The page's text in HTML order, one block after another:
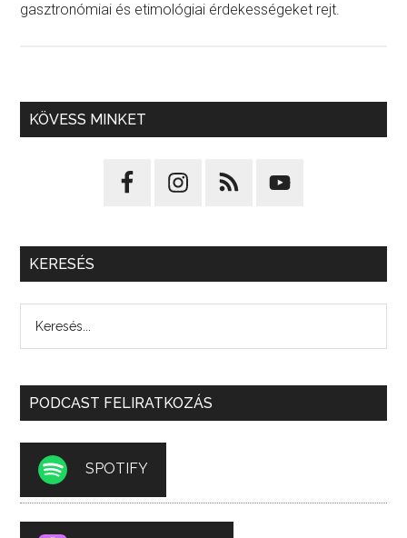
gasztronómiai és etimológiai érdekességeket rejt.
KÖVESS MINKET
KERESÉS
PODCAST FELIRATKOZÁS
SPOTIFY